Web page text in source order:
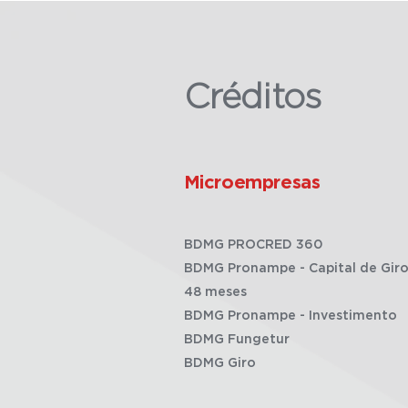
Créditos
Microempresas
BDMG PROCRED 360
BDMG Pronampe - Capital de
48 meses
BDMG Pronampe - Investimento
BDMG Fungetur
BDMG Giro